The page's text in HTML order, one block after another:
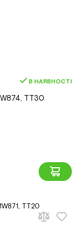
В НАЯВНОСТІ
ТТ30